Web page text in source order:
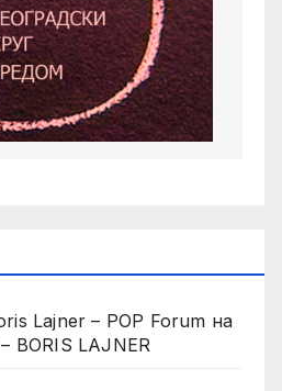
Lajner – POP Forum на
BORIS LAJNER